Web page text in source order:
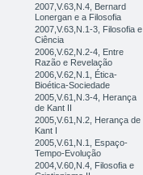
2007,V.63,N.4, Bernard
Lonergan e a Filosofia
2007,V.63,N.1-3, Filosofia e
Ciência
2006,V.62,N.2-4, Entre
Razão e Revelação
2006,V.62,N.1, Ética-
Bioética-Sociedade
2005,V.61,N.3-4, Herança
de Kant II
2005,V.61,N.2, Herança de
Kant I
2005,V.61,N.1, Espaço-
Tempo-Evolução
2004,V.60,N.4, Filosofia e